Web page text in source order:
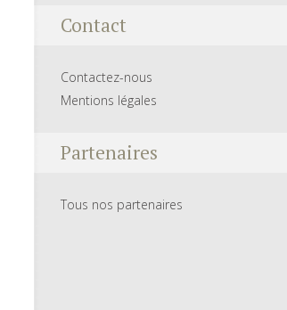
Contact
Contactez-nous
Mentions légales
Partenaires
Tous nos partenaires